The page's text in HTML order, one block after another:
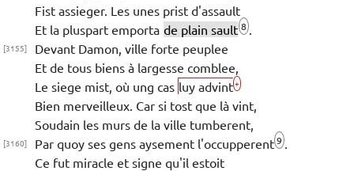
Fist assieger. Les unes prist d'assault
Et la pluspart emporta de plain sault 8
[3155] Devant Damon , ville forte peuplee
Et de tous biens à largesse comblee,
Le siege mist, où ung cas luy advint+
Bien merveilleux. Car si tost que là vint,
Soudain les murs de la ville tumberent,
[3160] Par quoy ses gens aysement l'occupperent9
Ce fut miracle et signe qu'il estoit